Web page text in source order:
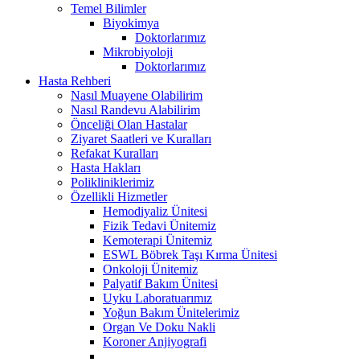
Temel Bilimler
Biyokimya
Doktorlarımız
Mikrobiyoloji
Doktorlarımız
Hasta Rehberi
Nasıl Muayene Olabilirim
Nasıl Randevu Alabilirim
Önceliği Olan Hastalar
Ziyaret Saatleri ve Kuralları
Refakat Kuralları
Hasta Hakları
Polikliniklerimiz
Özellikli Hizmetler
Hemodiyaliz Ünitesi
Fizik Tedavi Ünitemiz
Kemoterapi Ünitemiz
ESWL Böbrek Taşı Kırma Ünitesi
Onkoloji Ünitemiz
Palyatif Bakım Ünitesi
Uyku Laboratuarımız
Yoğun Bakım Ünitelerimiz
Organ Ve Doku Nakli
Koroner Anjiyografi